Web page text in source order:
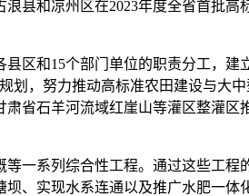
县和凉州区在2023年度全省首批
区和15个部门单位的职责分工，建
划，努力推动高标准农田建设与大
省石羊河流域红崖山等灌区整灌区
一系列综合性工程。通过这些工程
、实现水系连通以及推广水肥一体